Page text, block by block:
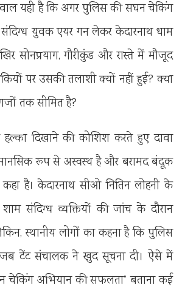
यही है कि अगर पुलिस की सघन चेकिंग
युवक एयर गन लेकर केदारनाथ धाम
सोनप्रयाग, गौरीकुंड और रास्ते में मौजूद
पर उसकी तलाशी क्यों नहीं हुई? क्या
तक सीमित है?
दिखाने की कोशिश करते हुए दावा
रूप से अस्वस्थ है और बरामद बंदूक
है। केदारनाथ सीओ नितिन लोहनी के
संदिग्ध व्यक्तियों की जांच के दौरान
स्थानीय लोगों का कहना है कि पुलिस
टेंट संचालक ने खुद सूचना दी। ऐसे में
चेकिंग अभियान की सफलता” बताना कई